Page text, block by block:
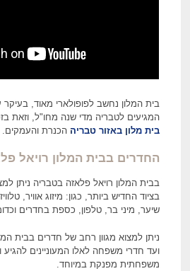
בית המלון נחשב לפופולארי מאוד, בעיקר
המגיעים לטבריה מדי שנה מחו"ל, וזאת
בית מלון באזור טבריה הכנרת והעמקים.
החדרים בבית המלון רויאל
בציוד החדיש ביותר, כגון: מיזוג אוויר,
שיער, מיני בר, טלפון, כספת בחדרים
ניתן למצוא מגוון רחב של חדרים בבית
ועד חדרי משפחה לאלו המעוניינים להגיע
משפחתית מפנקת במיוחד.